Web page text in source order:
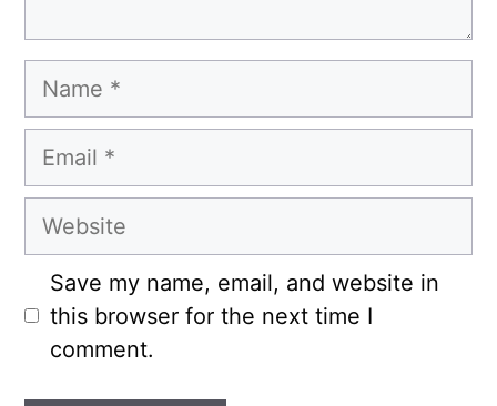
Name
Email
Website
Save my name, email, and website in
this browser for the next time I
comment.